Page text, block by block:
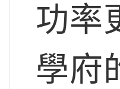
功率
學府